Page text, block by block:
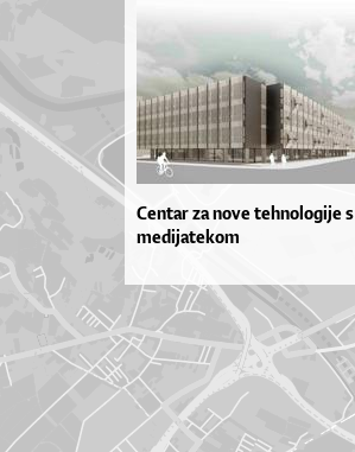
Centar za nove tehnologije s
medijatekom